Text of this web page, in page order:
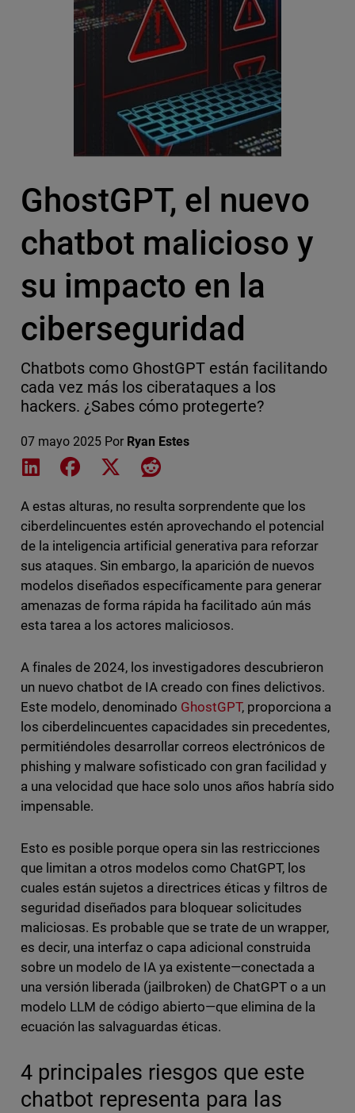
GhostGPT, el nuevo
chatbot malicioso y
su impacto en la
ciberseguridad
Chatbots como GhostGPT están facilitando
cada vez más los ciberataques a los
hackers. ¿Sabes cómo protegerte?
07 mayo 2025 Por Ryan Estes
Share on LinkedIn
Share on Facebook
Share on XShare on Reddit
A estas alturas, no resulta sorprendente que los
ciberdelincuentes estén aprovechando el potencial
de la inteligencia artificial generativa para reforzar
sus ataques. Sin embargo, la aparición de nuevos
modelos diseñados específicamente para generar
amenazas de forma rápida ha facilitado aún más
esta tarea a los actores maliciosos.
A finales de 2024, los investigadores descubrieron
un nuevo chatbot de IA creado con fines delictivos.
Este modelo, denominado GhostGPT, proporciona a
los ciberdelincuentes capacidades sin precedentes,
permitiéndoles desarrollar correos electrónicos de
phishing y malware sofisticado con gran facilidad y
a una velocidad que hace solo unos años habría sido
impensable.
Esto es posible porque opera sin las restricciones
que limitan a otros modelos como ChatGPT, los
cuales están sujetos a directrices éticas y filtros de
seguridad diseñados para bloquear solicitudes
maliciosas. Es probable que se trate de un wrapper,
es decir, una interfaz o capa adicional construida
sobre un modelo de IA ya existente—conectada a
una versión liberada (jailbroken) de ChatGPT o a un
modelo LLM de código abierto—que elimina de la
ecuación las salvaguardas éticas.
4 principales riesgos que este
chatbot representa para las